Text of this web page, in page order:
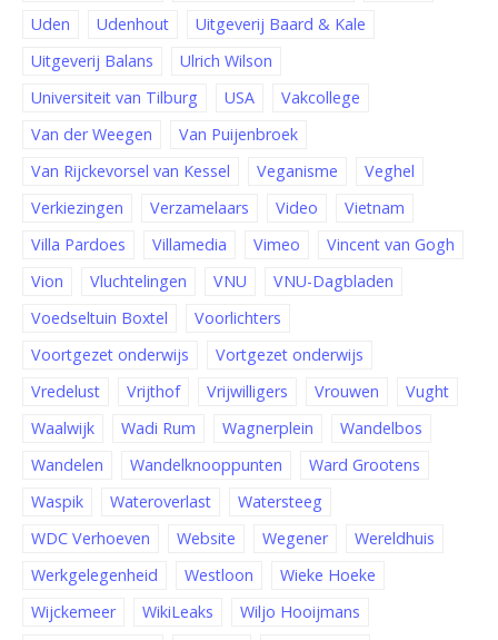
Uden
Udenhout
Uitgeverij Baard & Kale
Uitgeverij Balans
Ulrich Wilson
Universiteit van Tilburg
USA
Vakcollege
Van der Weegen
Van Puijenbroek
Van Rijckevorsel van Kessel
Veganisme
Veghel
Verkiezingen
Verzamelaars Video
Vietnam
Villa Pardoes
Villamedia Vimeo
Vincent van Gogh
Vion
Vluchtelingen VNU
VNU-Dagbladen
Voedseltuin Boxtel
Voorlichters
Voortgezet onderwijs
Vortgezet onderwijs
Vredelust
Vrijthof Vrijwilligers Vrouwen
Vught
Waalwijk
Wadi Rum Wagnerplein
Wandelbos
Wandelen
Wandelknooppunten
Ward Grootens
Waspik
Wateroverlast
Watersteeg
WDC Verhoeven
Website Wegener
Wereldhuis
Werkgelegenheid
Westloon
Wieke Hoeke
Wijckemeer
WikiLeaks
Wiljo Hooijmans